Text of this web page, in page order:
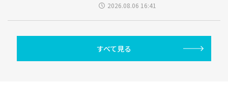
2026.08.06 16:41
すべて見る